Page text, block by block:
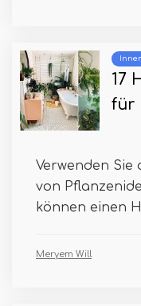
17
für
Verwenden Sie
von
können einen
Meryem Will